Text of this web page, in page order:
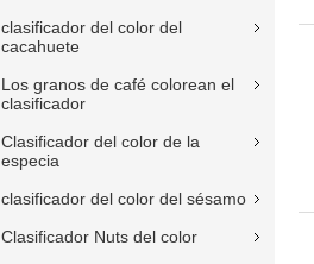
clasificador del color del
cacahuete
Los granos de café colorean el
clasificador
Clasificador del color de la
especia
clasificador del color del sésamo
Clasificador Nuts del color